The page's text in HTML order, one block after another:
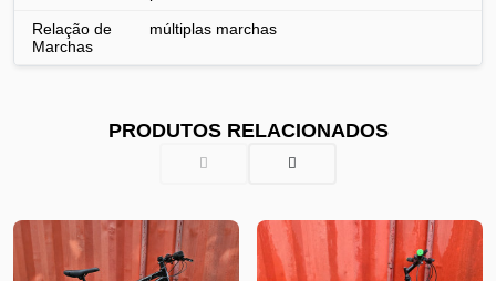
Relação de
Marchas
múltiplas marchas
PRODUTOS RELACIONADOS